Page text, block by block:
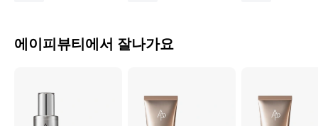
에이피뷰티에서 잘나가요